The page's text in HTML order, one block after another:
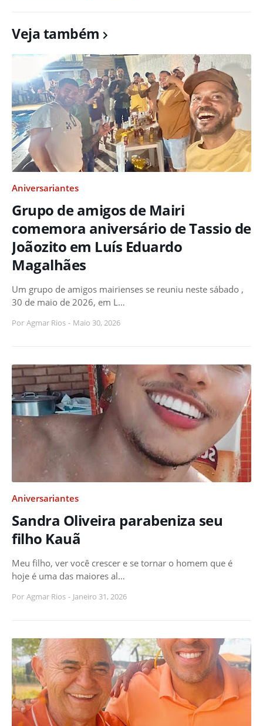
Veja também
Aniversariantes
Grupo de amigos de Mairi
comemora aniversário de Tassio de
Joãozito em Luís Eduardo
Magalhães
Um grupo de amigos mairienses se reuniu neste sábado ,
30 de maio de 2026, em L…
Por Agmar Rios - Maio 30, 2026
Aniversariantes
Sandra Oliveira parabeniza seu
filho Kauã
Meu filho, ver você crescer e se tornar o homem que é
hoje é uma das maiores al…
Por Agmar Rios - Janeiro 31, 2026